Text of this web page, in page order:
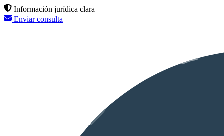
Información jurídica clara
Enviar consulta